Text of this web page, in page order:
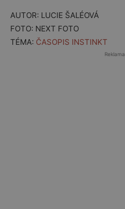
AUTOR: LUCIE ŠALÉOVÁ
FOTO: NEXT FOTO
TÉMA: ČASOPIS INSTINKT
Reklama